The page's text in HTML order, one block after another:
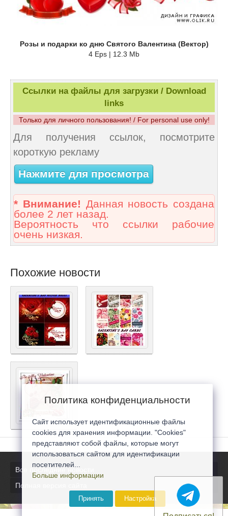
Розы и подарки ко дню Святого Валентина (Вектор)
4 Eps | 12.3 Mb
Ссылки на файлы для загрузки / Download
links
Только для личного пользования! / For personal use only!
Для получения ссылок, посмотрите
короткую рекламу
Нажмите для просмотра
* Внимание! Данная новость создана
более 2 лет назад.
Вероятность что ссылки рабочие
очень низкая.
Похожие новости
Все последние новости
Полная версия сайта
Политика конфиденциальности
Сайт использует идентификационные файлы
cookies для хранения информации. "Cookies"
представляют собой файлы, которые могут
использоваться сайтом для идентификации
посетителей...
Больше информации
Принять Настройка